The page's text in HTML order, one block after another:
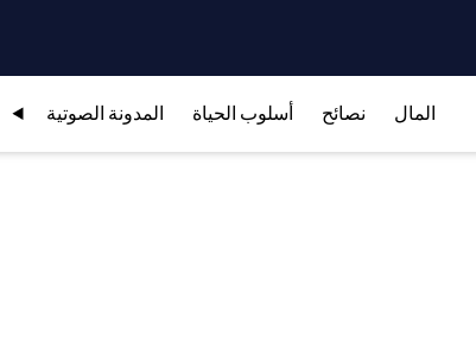
المال نصائح أسلوب الحياة المدونة الصوتية